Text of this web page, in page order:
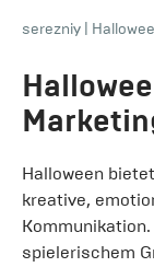
serezniy
Halloween
kreative,
spielerischem